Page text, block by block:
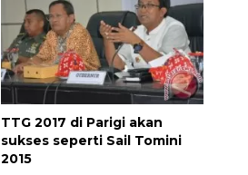
TTG 2017 di Parigi akan
sukses seperti Sail Tomini
2015